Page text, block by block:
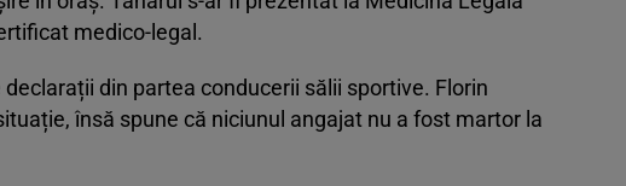
medico-legal.
din partea conducerii sălii sportive. Florin
însă spune că niciunul angajat nu a fost martor la